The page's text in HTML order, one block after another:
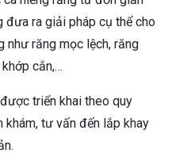
đưa ra giải pháp cụ thể cho
như răng mọc lệch, răng
cắn,…
triển khai theo quy
khám, tư vấn đến lắp khay